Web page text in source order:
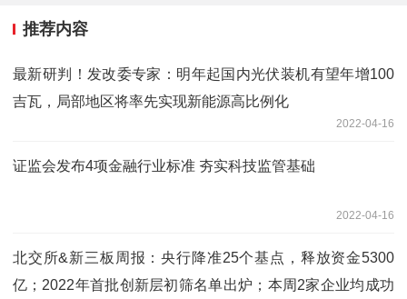
推荐内容
最新研判！发改委专家：明年起国内光伏装机有望年增100
吉瓦，局部地区将率先实现新能源高比例化
2022-04-16
证监会发布4项金融行业标准 夯实科技监管基础
2022-04-16
北交所&新三板周报：央行降准25个基点，释放资金5300
亿；2022年首批创新层初筛名单出炉；本周2家企业均成功